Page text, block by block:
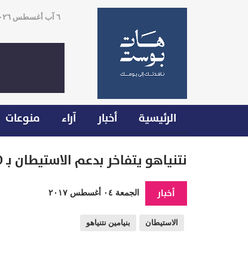
٦ آب أغسطس ٢٠٢٦ ١١:٣٠
الرئيسية أخبار آراء منوعات
نتنياهو يتفاخر بدعم الاستيطان بـ 1100 وحدة جديدة
أخبار الجمعة ٠٤ أغسطس ٢٠١٧
الاستيطان بنيامين نتنياهو